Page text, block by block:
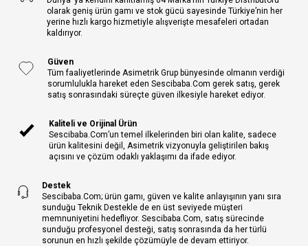
olarak geniş ürün gamı ve stok gücü sayesinde Türkiye’nin her
yerine hızlı kargo hizmetiyle alışverişte mesafeleri ortadan
kaldırıyor.
Güven
Tüm faaliyetlerinde Asimetrik Grup bünyesinde olmanın verdiği
sorumlulukla hareket eden Sescibaba.Com gerek satış, gerek
satış sonrasındaki süreçte güven ilkesiyle hareket ediyor.
Kaliteli ve Orijinal Ürün
Sescibaba.Com’un temel ilkelerinden biri olan kalite, sadece
ürün kalitesini değil, Asimetrik vizyonuyla geliştirilen bakış
açısını ve çözüm odaklı yaklaşımı da ifade ediyor.
Destek
Sescibaba.Com; ürün gamı, güven ve kalite anlayışının yanı sıra
sunduğu Teknik Destekle de en üst seviyede müşteri
memnuniyetini hedefliyor. Sescibaba.Com, satış sürecinde
sunduğu profesyonel desteği, satış sonrasında da her türlü
sorunun en hızlı şekilde çözümüyle de devam ettiriyor.